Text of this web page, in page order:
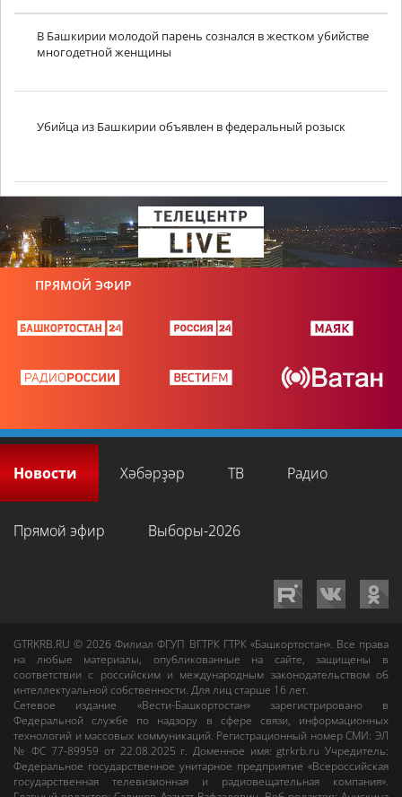
В Башкирии молодой парень сознался в жестком убийстве
многодетной женщины
Убийца из Башкирии объявлен в федеральный розыск
ПРЯМОЙ ЭФИР
Новости Хәбәрҙәр ТВ Радио
Прямой эфир Выборы-2026
GTRKRB.RU © 2026Филиал ФГУП ВГТРК ГТРК «Башкортостан». Все права
на любые материалы, опубликованные на сайте, защищены в
соответствии с российским и международным законодательством об
интеллектуальной собственности. Для лиц старше 16 лет.
Сетевое издание «Вести-Башкортостан»зарегистрировано в
Федеральной службе по надзору в сфере связи, информационных
технологий и массовых коммуникаций. Регистрационный номер СМИ: ЭЛ
№ ФС 77-89959 от 22.08.2025 г. Доменное имя:gtrkrb.ru Учредитель:
Федеральное государственное унитарное предприятие «Всероссийская
государственная телевизионная и радиовещательная компания».